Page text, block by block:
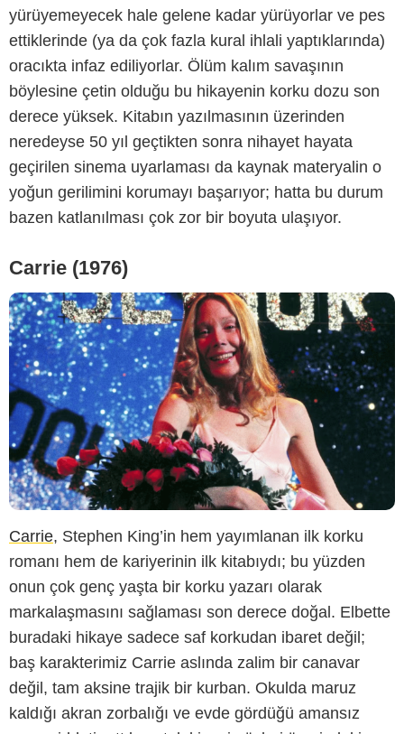
yürüyemeyecek hale gelene kadar yürüyorlar ve pes
ettiklerinde (ya da çok fazla kural ihlali yaptıklarında)
oracıkta infaz ediliyorlar. Ölüm kalım savaşının
böylesine çetin olduğu bu hikayenin korku dozu son
derece yüksek. Kitabın yazılmasının üzerinden
neredeyse 50 yıl geçtikten sonra nihayet hayata
geçirilen sinema uyarlaması da kaynak materyalin o
yoğun gerilimini korumayı başarıyor; hatta bu durum
bazen katlanılması çok zor bir boyuta ulaşıyor.
Carrie (1976)
United Artists
Carrie, Stephen King’in hem yayımlanan ilk korku
romanı hem de kariyerinin ilk kitabıydı; bu yüzden
onun çok genç yaşta bir korku yazarı olarak
markalaşmasını sağlaması son derece doğal. Elbette
buradaki hikaye sadece saf korkudan ibaret değil;
baş karakterimiz Carrie aslında zalim bir canavar
değil, tam aksine trajik bir kurban. Okulda maruz
kaldığı akran zorbalığı ve evde gördüğü amansız